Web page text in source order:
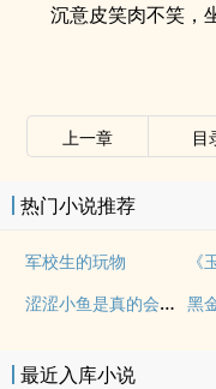
沉意皮笑肉不笑，
上一章 目
热门小说推荐
军校生的玩物 《
涩涩小鱼是真的会被干透 黑
最近入库小说